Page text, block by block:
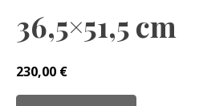
36,5×51,5 cm
230,00 €